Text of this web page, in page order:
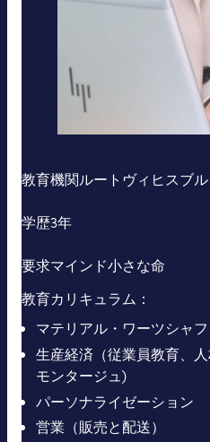
教育機関ルートヴィヒスブル
学歴3年
要求マインド小さな命
教育カリキュラム：
マテリアル・ワーツシャ
生産経済（従業員教育、人
モンタージュ)
パーソナライゼーション
営業（販売と配送）